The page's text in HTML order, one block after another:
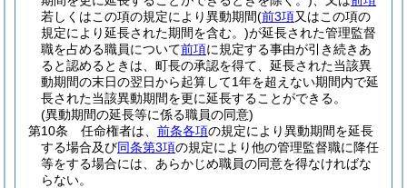
若しくはこの項の規定により異動期間(前3項又はこの項の
規定により延長された期間を含む。)が延長された管理監督
職を占める職員について前項に規定する事由が引き続きあ
ると認めるときは、町長の承認を得て、延長された当該異
動期間の末日の翌日から起算して1年を超えない期間内で延
長された当該異動期間を更に延長することができる。
(異動期間の延長等に係る職員の同意)
第10条
任命権者は、 前条各項の規定により異動期間を延長
する場合及び同条第3項の規定により他の管理監督職に降任
等をする場合には、あらかじめ職員の同意を得なければな
らない。